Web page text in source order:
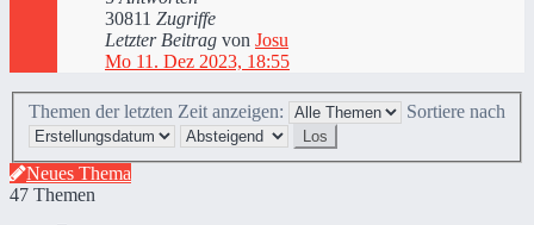
30811 Zugriffe
Letzter Beitrag von Josu
Mo 11. Dez 2023, 18:55
Themen der letzten Zeit anzeigen: Sortiere nach
Neues Thema
47 Themen